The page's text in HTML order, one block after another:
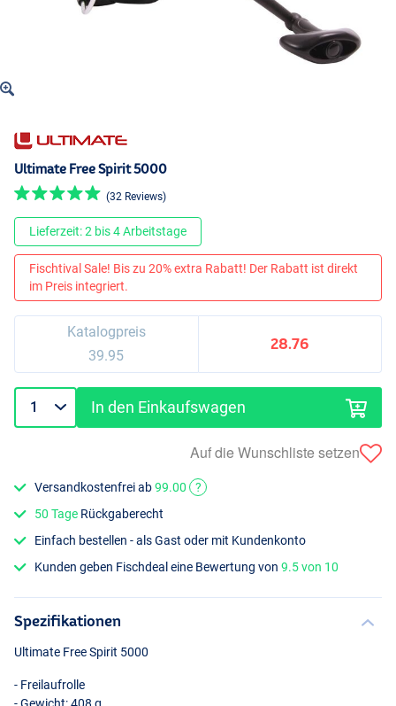
Ultimate Free Spirit 5000
(32 Reviews)
Lieferzeit: 2 bis 4 Arbeitstage
Fischtival Sale! Bis zu 20% extra Rabatt! Der Rabatt ist direkt
im Preis integriert.
Katalogpreis
39.95
28.76
In den Einkaufswagen
Auf die Wunschliste setzen
Versandkostenfrei ab99.00
?
50 Tage Rückgaberecht
Einfach bestellen - als Gast oder mit Kundenkonto
Kunden geben Fischdeal eine Bewertung von9.5 von 10
Spezifikationen
Ultimate Free Spirit 5000
- Freilaufrolle